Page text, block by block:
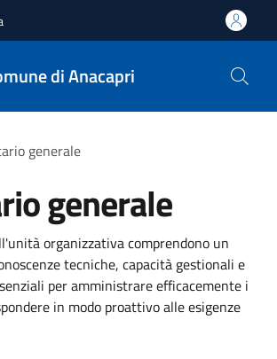
di Anacapri
pane
generale
generale
organizzativa comprendono un
tecniche, capacità gestionali e
per amministrare efficacemente i
in modo proattivo alle esigenze